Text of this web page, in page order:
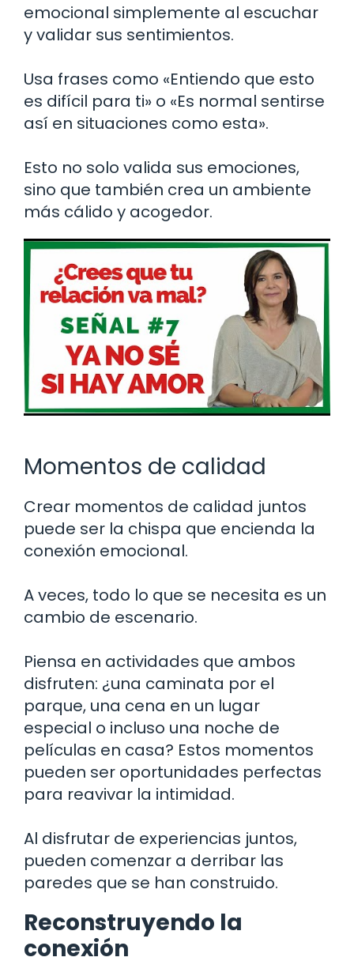
emocional simplemente al escuchar
y validar sus sentimientos.
Usa frases como «Entiendo que esto
es difícil para ti» o «Es normal sentirse
así en situaciones como esta».
Esto no solo valida sus emociones,
sino que también crea un ambiente
más cálido y acogedor.
Momentos de calidad
Crear momentos de calidad juntos
puede ser la chispa que encienda la
conexión emocional.
A veces, todo lo que se necesita es un
cambio de escenario.
Piensa en actividades que ambos
disfruten: ¿una caminata por el
parque, una cena en un lugar
especial o incluso una noche de
películas en casa? Estos momentos
pueden ser oportunidades perfectas
para reavivar la intimidad.
Al disfrutar de experiencias juntos,
pueden comenzar a derribar las
paredes que se han construido.
Reconstruyendo la
conexión